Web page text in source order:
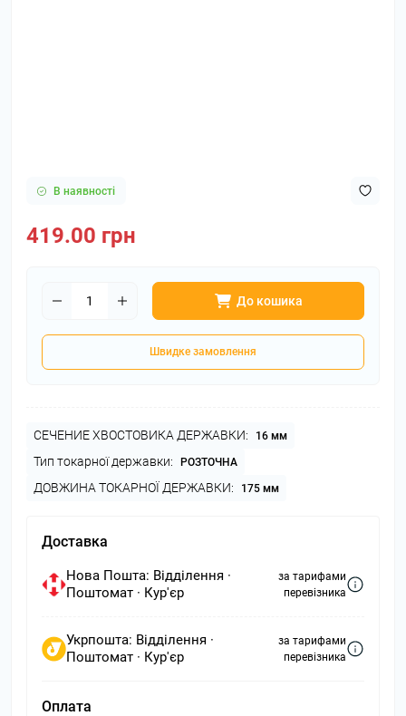
В наявності
419.00 грн
До кошика
Швидке замовлення
СЕЧЕНИЕ ХВОСТОВИКА ДЕРЖАВКИ: 16 мм
Тип токарної державки: РОЗТОЧНА
ДОВЖИНА ТОКАРНОЇ ДЕРЖАВКИ: 175 мм
Доставка
Нова Пошта: Відділення ·
Поштомат · Кур'єр
за тарифами
перевізника
Укрпошта: Відділення ·
Поштомат · Кур'єр
за тарифами
перевізника
Оплата